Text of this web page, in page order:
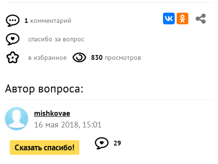
1 комментарий
спасибо за вопрос
в избранное 830 просмотров
Автор вопроса:
mishkovae
16 мая 2018, 15:01
Сказать спасибо! 29